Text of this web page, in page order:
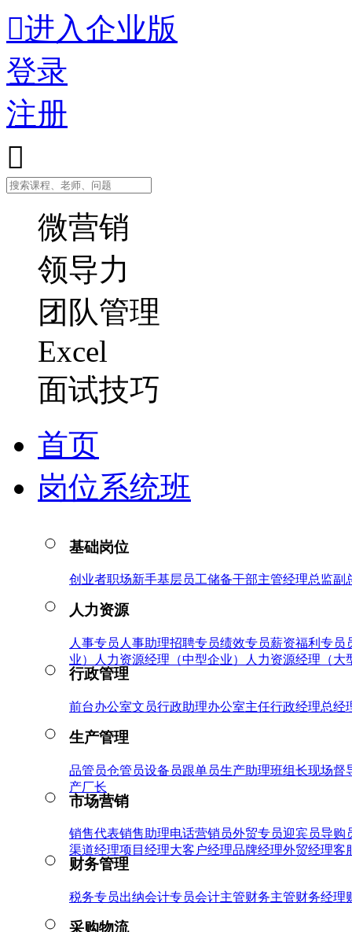
进入企业版
登录
注册

微营销
领导力
团队管理
Excel
面试技巧
首页
岗位系统班
基础岗位
创业者职场新手基层员工储备干部主管经理总监副
人力资源
人事专员 人事助理招聘专员绩效专员薪资福利专员
业）
人力资源经理（中型企业） 人力资源经理（大
行政管理
前台办公室文员行政助理办公室主任行政经理总经
生产管理
品管员仓管员设备员跟单员生产助理班组长现场督
产厂长
市场营销
销售代表销售助理电话营销员外贸专员迎宾员导购
渠道经理项目经理大客户经理品牌经理外贸经理客
财务管理
税务专员出纳会计专员会计主管财务主管财务经理
采购物流